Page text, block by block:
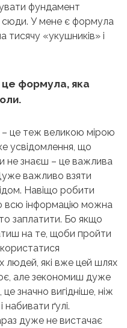
фундамент
сюди. У мене є формула
«укушників» і
формула, яка
– це теж великою мірою
усвідомлення, що
не знаєш – це важлива
важливо взяти
Навіщо робити
всю інформацію можна
заплатити. Бо якщо
на те, щоби пройти
людей, які вже цей шлях
але зекономиш дуже
значно вигідніше, ніж
ґулі.
дуже не вистачає